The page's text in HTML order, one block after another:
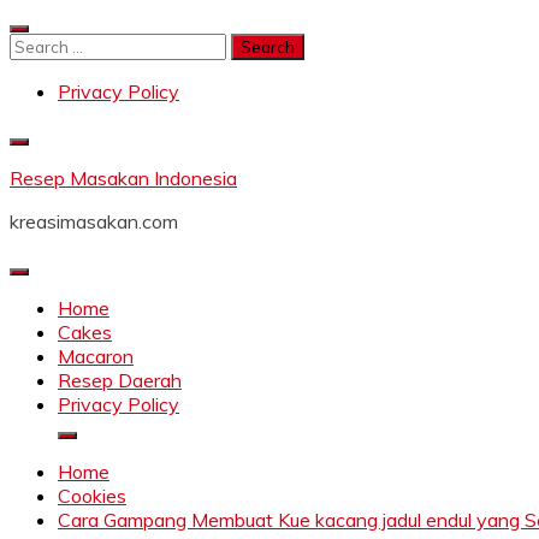
Skip
to
Search
Privacy Policy
Resep Masakan Indonesia
kreasimasakan.com
Home
Cakes
Macaron
Resep Daerah
Privacy Policy
Home
Cookies
Cara Gampang Membuat Kue kacang jadul endul yang